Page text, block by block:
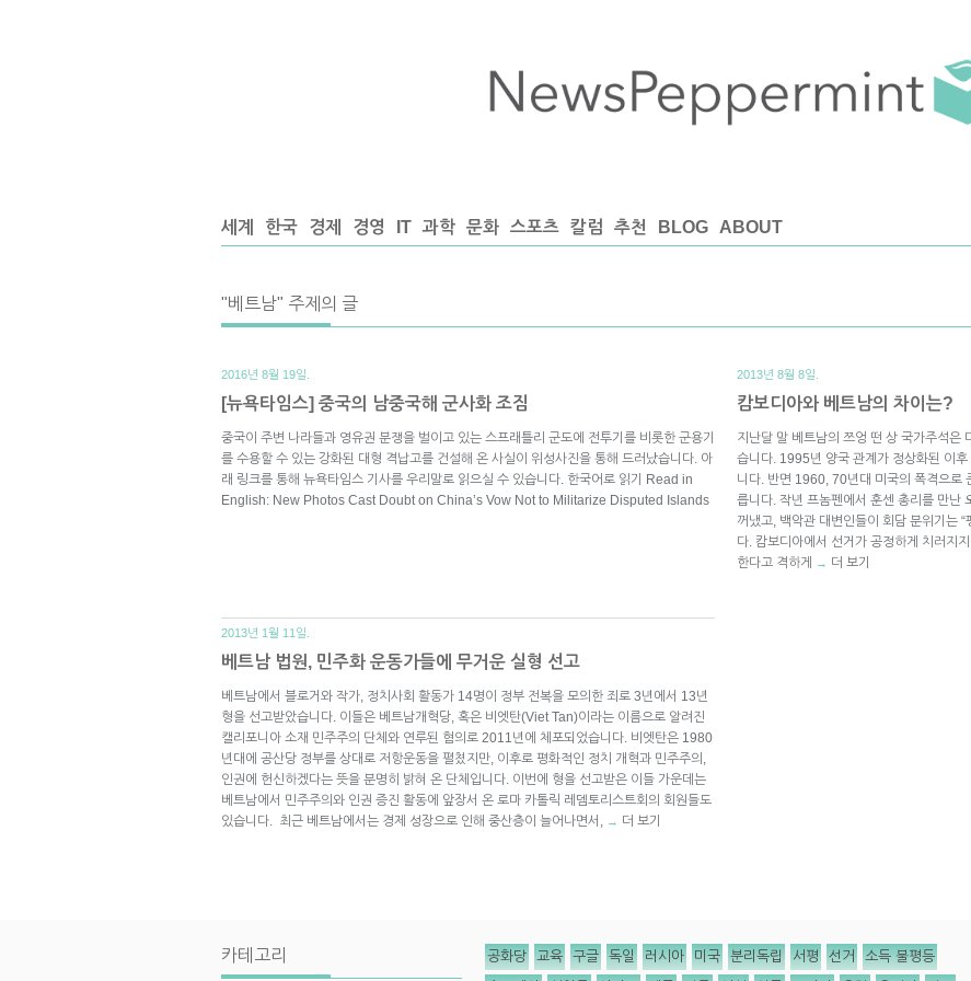
세계 한국 경제 경영 IT 과학 문화 스포츠 칼럼 추천 BLOG ABOUT
"베트남" 주제의 글
2016년 8월 19일.
[뉴욕타임스] 중국의 남중국해 군사화 조짐
중국이 주변 나라들과 영유권 분쟁을 벌이고 있는 스프래틀리 군도에 전투기를 비롯한 군용기
를 수용할 수 있는 강화된 대형 격납고를 건설해 온 사실이 위성사진을 통해 드러났습니다. 아
래 링크를 통해 뉴욕타임스 기사를 우리말로 읽으실 수 있습니다. 한국어로 읽기 Read in
English: New Photos Cast Doubt on China’s Vow Not to Militarize Disputed Islands
2013년 8월 8일.
캄보디아와 베트남의 차이는?
지난달 말 베트남의 쯔엉 떤 상 국가주석은
습니다. 1995년 양국 관계가 정상화된 이
니다. 반면 1960, 70년대 미국의 폭격으로
릅니다. 작년 프놈펜에서 훈센 총리를 만난
꺼냈고, 백악관 대변인들이 회담 분위기는
다. 캄보디아에서 선거가 공정하게 치러지
한다고 격하게
→ 더 보기
2013년 1월 11일.
베트남 법원, 민주화 운동가들에 무거운 실형 선고
베트남에서 블로거와 작가, 정치사회 활동가 14명이 정부 전복을 모의한 죄로 3년에서 13년
형을 선고받았습니다. 이들은 베트남개혁당, 혹은 비엣탄(Viet Tan)이라는 이름으로 알려진
캘리포니아 소재 민주주의 단체와 연루된 혐의로 2011년에 체포되었습니다. 비엣탄은 1980
년대에 공산당 정부를 상대로 저항운동을 펼쳤지만, 이후로 평화적인 정치 개혁과 민주주의,
인권에 헌신하겠다는 뜻을 분명히 밝혀 온 단체입니다. 이번에 형을 선고받은 이들 가운데는
베트남에서 민주주의와 인권 증진 활동에 앞장서 온 로마 카톨릭 레뎀토리스트회의 회원들도
있습니다. 최근 베트남에서는 경제 성장으로 인해 중산층이 늘어나면서, → 더 보기
카테고리 공화당 교육 구글 독일 러시아 미국 분리독립 서평 선거 소득 불평등